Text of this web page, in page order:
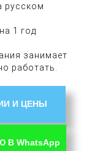
русском
1 год
занимает
работать.
И ЦЕНЫ
WhatsApp